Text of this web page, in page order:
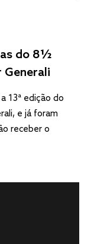
do 8½
Generali
13ª edição do
e já foram
receber o